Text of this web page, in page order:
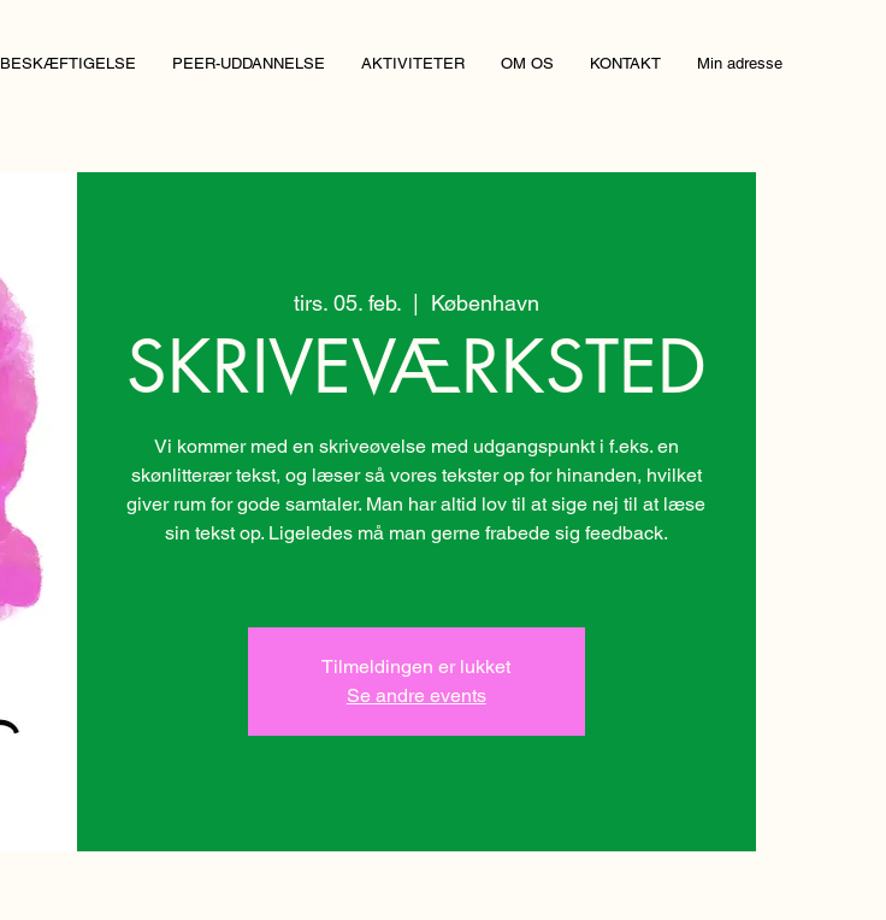
BESKÆFTIGELSE PEER-UDDANNELSE AKTIVITETER OM OS KONTAKT Min adresse
tirs. 05. feb.
  |
København
SKRIVEVÆRKSTED
Vi kommer med en skriveøvelse med udgangspunkt i f.eks. en
skønlitterær tekst, og læser så vores tekster op for hinanden, hvilket
giver rum for gode samtaler. Man har altid lov til at sige nej til at læse
sin tekst op. Ligeledes må man gerne frabede sig feedback.
Tilmeldingen er lukket
Se andre events